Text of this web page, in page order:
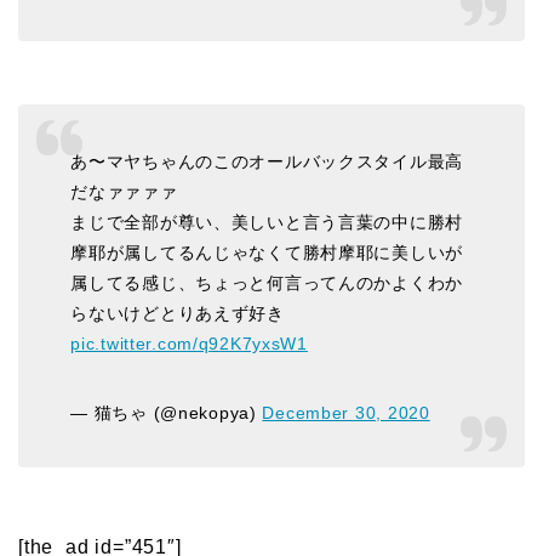
あ〜マヤちゃんのこのオールバックスタイル最高
だなァァァァ
まじで全部が尊い、美しいと言う言葉の中に勝村
摩耶が属してるんじゃなくて勝村摩耶に美しいが
属してる感じ、ちょっと何言ってんのかよくわか
らないけどとりあえず好き
pic.twitter.com/q92K7yxsW1
— 猫ちゃ (@nekopya) December 30, 2020
[the_ad id=”451″]